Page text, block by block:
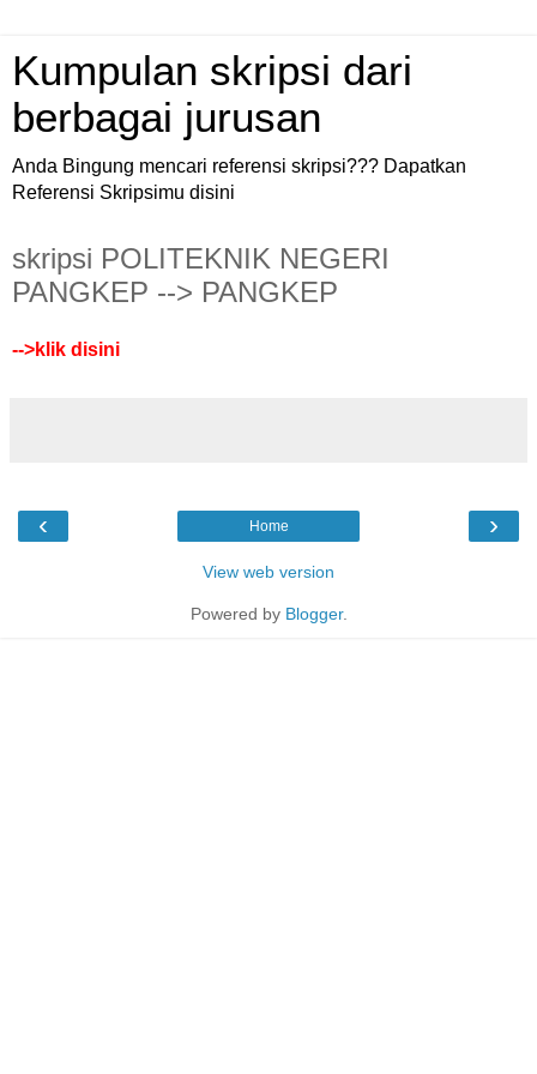
Kumpulan skripsi dari
berbagai jurusan
Anda Bingung mencari referensi skripsi??? Dapatkan
Referensi Skripsimu disini
skripsi POLITEKNIK NEGERI
PANGKEP --> PANGKEP
-->klik disini
‹ ›
Home
View web version
Powered by Blogger.